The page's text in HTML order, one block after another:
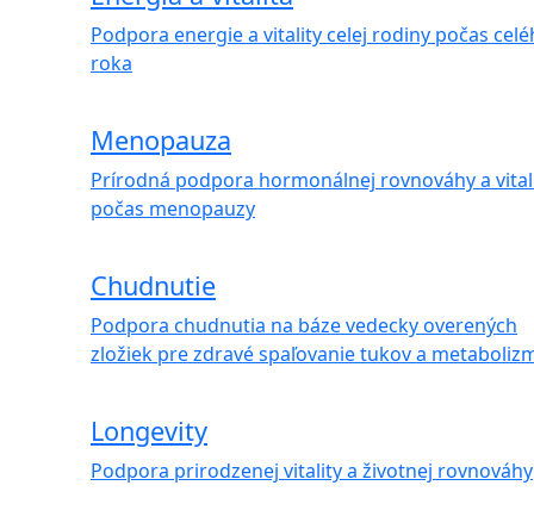
Podpora energie a vitality celej rodiny počas
roka
Menopauza
Prírodná podpora hormonálnej rovnováhy a
počas menopauzy
Chudnutie
Podpora chudnutia na báze vedecky overených
zložiek pre zdravé spaľovanie tukov a
Longevity
Podpora prirodzenej vitality a životnej rovnováhy